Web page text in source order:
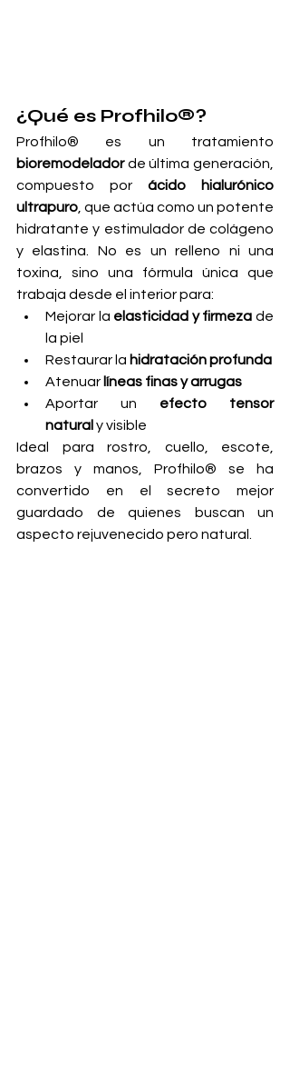
¿Qué es Profhilo®?
bioremodelador de última generación,
compuesto por ácido hialurónico
ultrapuro, que actúa como un potente
hidratante y estimulador de colágeno
y elastina. No es un relleno ni una
toxina, sino una fórmula única que
trabaja desde el interior para:
Mejorar la elasticidad y firmeza de
la piel
Restaurar la hidratación profunda
Atenuar líneas finas y arrugas
Aportar un efecto tensor
natural y visible
Ideal para rostro, cuello, escote,
brazos y manos, Profhilo® se ha
convertido en el secreto mejor
guardado de quienes buscan un
aspecto rejuvenecido pero natural.